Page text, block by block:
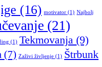
(16) motivator (1) Najbolj
(21)
(1) Tekmovanja (9)
(7) Zaživi življenje (1) Štrbunk